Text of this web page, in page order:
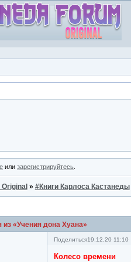
илизарегистрируйтесь
» #Книги Карлоса Кастанеды
«Учения дона Хуана»
Поделиться19.12.20 11:10
Колесо времени